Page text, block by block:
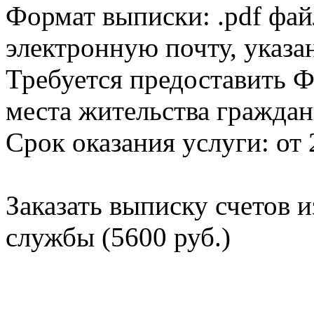
Формат выписки: .pdf
электронную почту,
Требуется
места жительства
Срок оказания услуги: от
Заказать выписку счетов
службы (5600 руб.)